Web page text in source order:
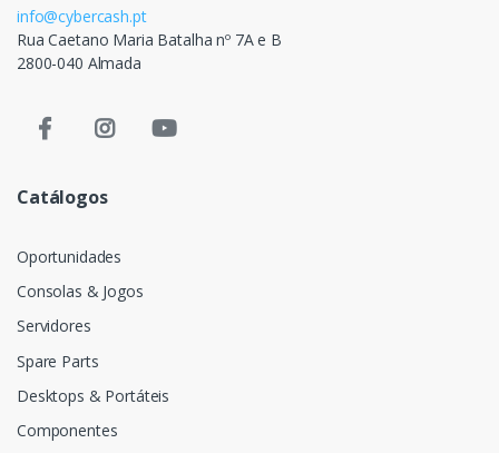
info@cybercash.pt
Rua Caetano Maria Batalha nº 7A e B
2800-040 Almada
Catálogos
Oportunidades
Consolas & Jogos
Servidores
Spare Parts
Desktops & Portáteis
Componentes